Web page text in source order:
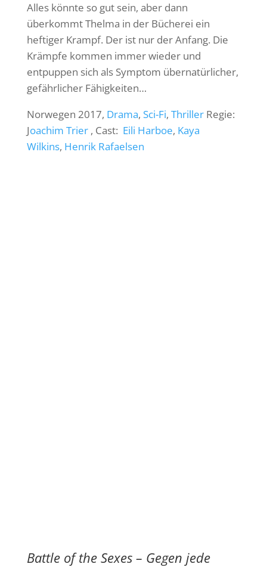
Alles könnte so gut sein, aber dann
überkommt Thelma in der Bücherei ein
heftiger Krampf. Der ist nur der Anfang. Die
Krämpfe kommen immer wieder und
entpuppen sich als Symptom übernatürlicher,
gefährlicher Fähigkeiten…
Norwegen 2017, Drama, Sci-Fi, ThrillerRegie:
Joachim Trier, Cast: Eili Harboe, Kaya
Wilkins, Henrik Rafaelsen
Battle of the Sexes – Gegen jede